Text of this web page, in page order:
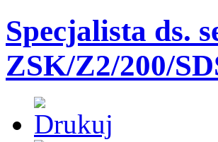
Specjalista ds.
ZSK/Z2/200/